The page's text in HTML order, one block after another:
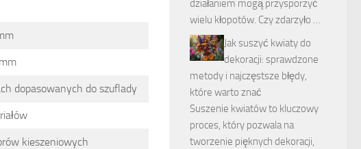
dopasowanych do szuflady
kieszeniowych
działaniem mogą przysporzyć
wielu kłopotów. Czy zdarzyło …
Jak suszyć kwiaty do
dekoracji: sprawdzone
metody i najczęstsze błędy,
które warto znać
Suszenie kwiatów to kluczowy
proces, który pozwala na
tworzenie pięknych dekoracji,